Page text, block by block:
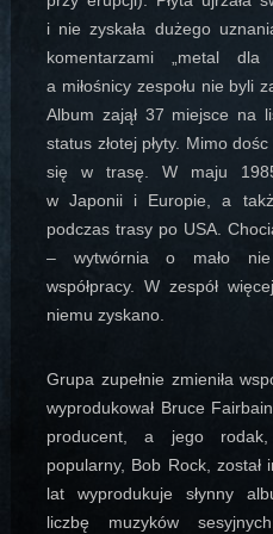
i nie zyskała dużego
komentarzami „metal dla
a miłośnicy zespołu nie byli
Album zajął 37 miejsce na
status złotej płyty. Mimo
się w trasę. W maju 1985
w Japonii i Europie, a
podczas trasy po USA.
– wytwórnia o mało nie
współpracy. W zespół
niemu zyskano.
Grupa zupełnie zmieniła
wyprodukował Bruce
producent, a jego
popularny, Bob Rock,
lat wyprodukuje słynny
liczbę muzyków